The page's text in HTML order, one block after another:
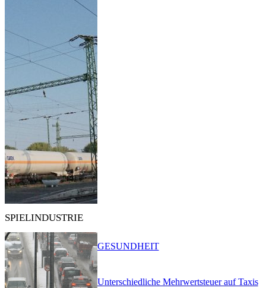
SPIELINDUSTRIE
Unterschiedliche Mehrwertsteuer auf Taxis
GESUNDHEIT